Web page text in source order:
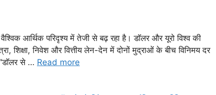
आर्थिक परिदृश्य में तेजी से बढ़ रहा है। डॉलर और यूरो विश्व की
शिक्षा, निवेश और वित्तीय लेन-देन में दोनों मुद्राओं के बीच विनिमय दर
से … Read more